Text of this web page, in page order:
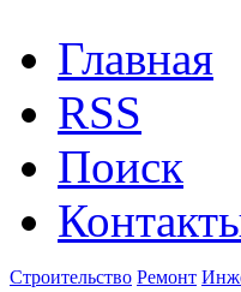
Главная
RSS
Поиск
Строительство Ремонт